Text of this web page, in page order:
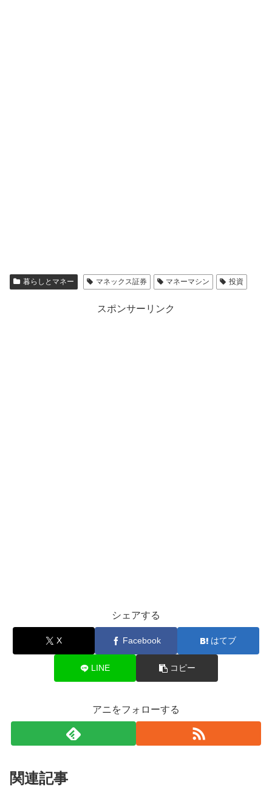
暮らしとマネー マネックス証券 マネーマシン 投資
スポンサーリンク
シェアする
X Facebook はてブ
LINE コピー
アニをフォローする
関連記事